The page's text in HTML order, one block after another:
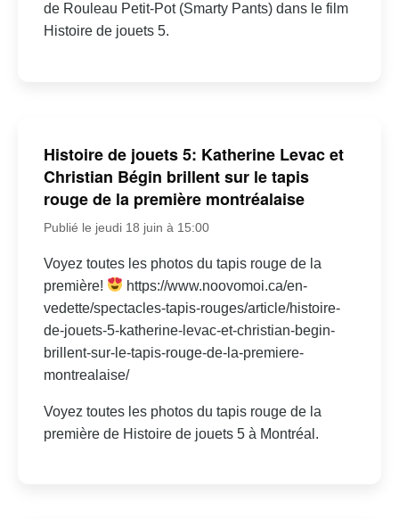
de Rouleau Petit-Pot (Smarty Pants) dans le film
Histoire de jouets 5.
Histoire de jouets 5: Katherine Levac et
Christian Bégin brillent sur le tapis
rouge de la première montréalaise
Publié le jeudi 18 juin à 15:00
Voyez toutes les photos du tapis rouge de la
première!
https://www.noovomoi.ca/en-
vedette/spectacles-tapis-rouges/article/histoire-
de-jouets-5-katherine-levac-et-christian-begin-
brillent-sur-le-tapis-rouge-de-la-premiere-
montrealaise/
Voyez toutes les photos du tapis rouge de la
première de Histoire de jouets 5 à Montréal.